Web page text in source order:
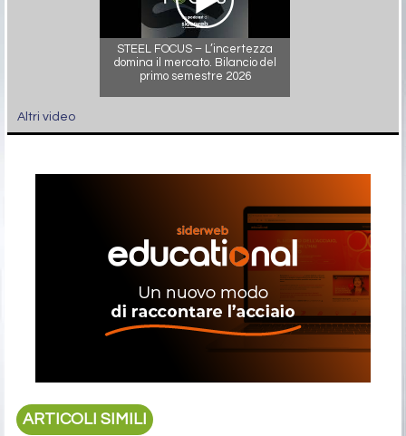
STEEL FOCUS – L’incertezza
domina il mercato. Bilancio del
primo semestre 2026
Altri video
ARTICOLI SIMILI